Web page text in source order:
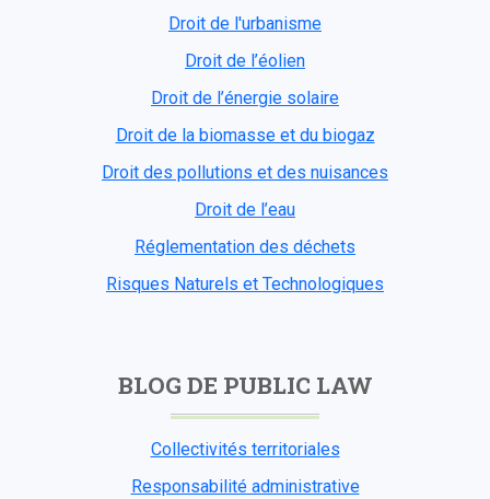
Droit de l'urbanisme
Droit de l’éolien
Droit de l’énergie solaire
Droit de la biomasse et du biogaz
Droit des pollutions et des nuisances
Droit de l’eau
Réglementation des déchets
Risques Naturels et Technologiques
BLOG DE PUBLIC LAW
Collectivités territoriales
Responsabilité administrative